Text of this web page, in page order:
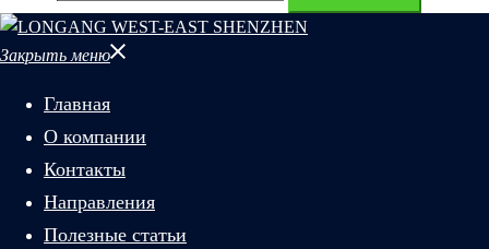
Закрыть меню
Главная
О компании
Контакты
Направления
Полезные статьи